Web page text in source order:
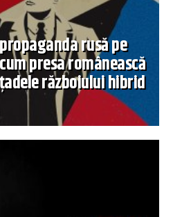
rusă pe
presa românească
războiului hibrid